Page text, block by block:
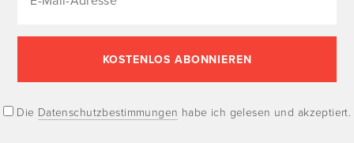
Die Datenschutzbestimmungen habe ich gelesen und akzeptiert.